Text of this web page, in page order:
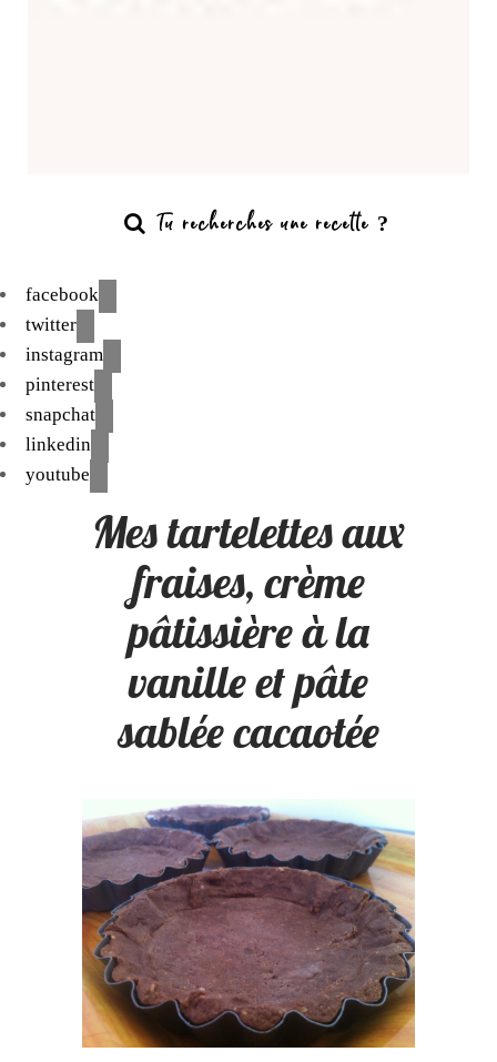
facebook
twitter
instagram
pinterest
snapchat
linkedin
youtube
Mes tartelettes aux
fraises, crème
pâtissière à la
vanille et pâte
sablée cacaotée